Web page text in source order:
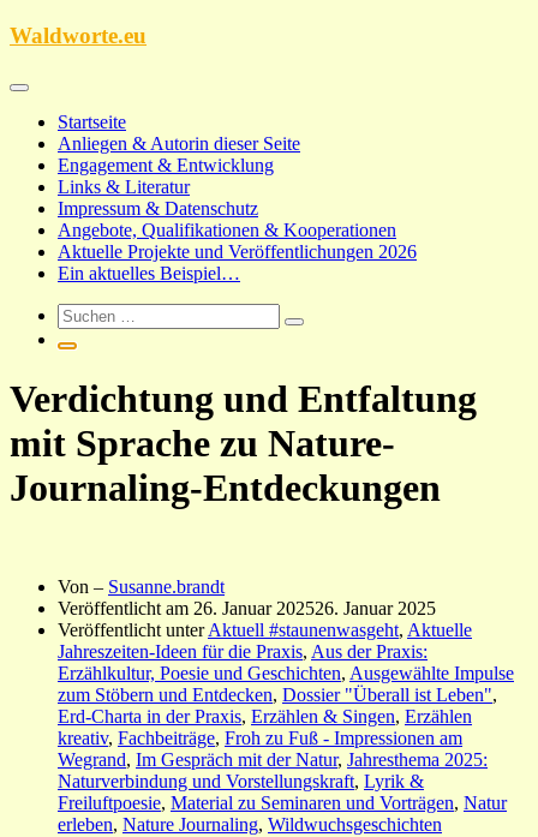
Zum
Waldworte.eu
Startseite
Anliegen & Autorin dieser Seite
Engagement & Entwicklung
Links & Literatur
Impressum & Datenschutz
Angebote, Qualifikationen & Kooperationen
Aktuelle Projekte und Veröffentlichungen 2026
Ein aktuelles Beispiel…
Verdichtung und Entfaltung
mit Sprache zu Nature-
Journaling-Entdeckungen
Von – Susanne.brandt
Veröffentlicht am 26. Januar 202526. Januar 2025
Veröffentlicht unterAktuell #staunenwasgeht, Aktuelle
Jahreszeiten-Ideen für die Praxis, Aus der Praxis:
Erzählkultur, Poesie und Geschichten, Ausgewählte Impulse
zum Stöbern und Entdecken, Dossier "Überall ist Leben",
Erd-Charta in der Praxis, Erzählen & Singen, Erzählen
kreativ, Fachbeiträge, Froh zu Fuß - Impressionen am
Wegrand, Im Gespräch mit der Natur, Jahresthema 2025:
Naturverbindung und Vorstellungskraft, Lyrik &
Freiluftpoesie, Material zu Seminaren und Vorträgen, Natur
erleben, Nature Journaling, Wildwuchsgeschichten